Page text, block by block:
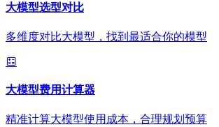
大模型选型对比
多维度对比大模型，找到最适合你的模型
大模型费用计算器
精准计算大模型使用成本，合理规划预算